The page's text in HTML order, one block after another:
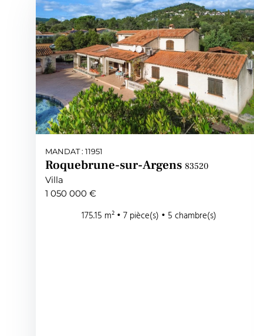
MANDAT : 11951
Roquebrune-sur-Argens83520
Villa
1 050 000 €
175.15 m² • 7 pièce(s) • 5 chambre(s)